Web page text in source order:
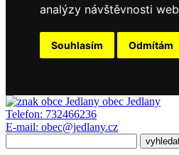
analýzy návštěvnosti
Souhlasím Odmítám
obec Jedlany
Telefon: 732466236
E-mail: obec@jedlany.cz